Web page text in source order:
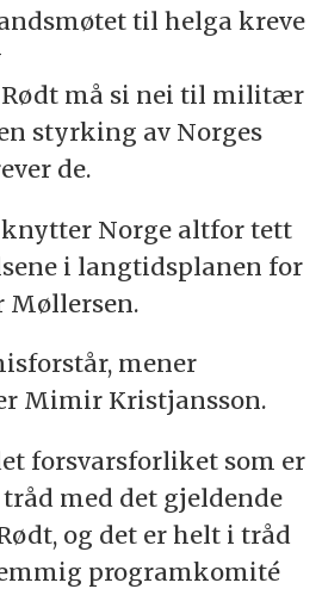
til helga kreve
Rødt må si nei til militær
styrking av Norges
de.
Norge altfor tett
i langtidsplanen for
Møllersen.
mener
Mimir Kristjansson.
forsvarsforliket som er
med det gjeldende
og det er helt i tråd
programkomité